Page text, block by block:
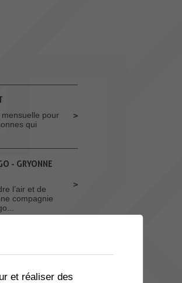
pour
qui
- GRYONNE
l’air et de
compagnie
et réaliser des